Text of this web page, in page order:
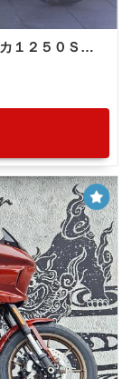
ＨＡＲＬＥＹ−ＤＡＶＩＤＳＯＮ パンアメリカ１２５０ＳＴ ＡＢＳ／ＬＥＤ／クイックシフター